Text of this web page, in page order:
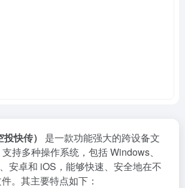
投快传） 是一款功能强大的跨设备文
持多种操作系统，包括 Windows、
安卓和 iOS，能够快速、安全地在不
。其主要特点如下：